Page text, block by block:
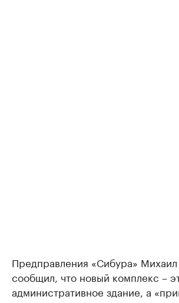
Предправления «Сибура»
сообщил, что новый комплекс –
административное здание, а